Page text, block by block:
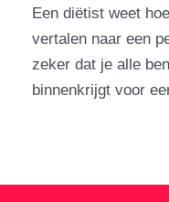
Een diëtist weet
vertalen naar een
zeker dat je alle
binnenkrijgt voor